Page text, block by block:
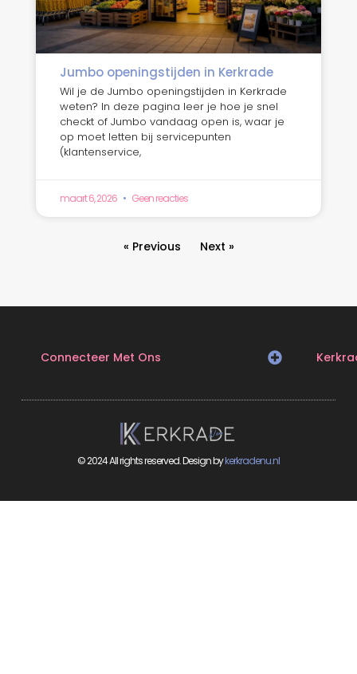
Jumbo openingstijden in Kerkrade
Wil je de Jumbo openingstijden in Kerkrade
weten? In deze pagina leer je hoe je snel
checkt of Jumbo vandaag open is, waar je
op moet letten bij servicepunten
(klantenservice,
maart 6, 2026 Geen reacties
« Previous Next »
Connecteer Met Ons
© 2024 All rights reserved. Design bykerkradenu.nl